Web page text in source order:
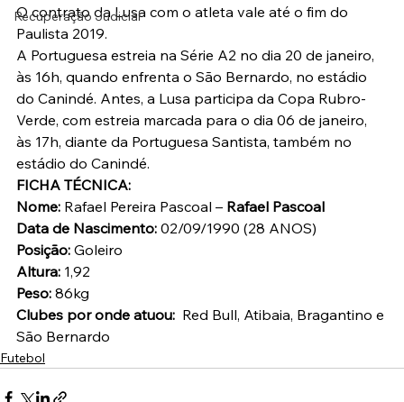
Recuperação Judicial
O contrato da Lusa com o atleta vale até o fim do
Paulista 2019.
A Portuguesa estreia na Série A2 no dia 20 de janeiro,
às 16h, quando enfrenta o São Bernardo, no estádio
do Canindé. Antes, a Lusa participa da Copa Rubro-
Verde, com estreia marcada para o dia 06 de janeiro,
às 17h, diante da Portuguesa Santista, também no
estádio do Canindé.
FICHA TÉCNICA:
Nome: Rafael Pereira Pascoal – Rafael Pascoal
Data de Nascimento: 02/09/1990 (28 ANOS)
Posição: Goleiro
Altura: 1,92
Peso: 86kg
Clubes por onde atuou: Red Bull, Atibaia, Bragantino e
São Bernardo
Futebol